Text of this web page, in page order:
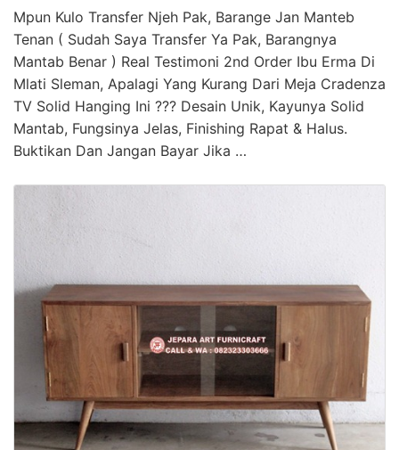
Mpun Kulo Transfer Njeh Pak, Barange Jan Manteb
Tenan ( Sudah Saya Transfer Ya Pak, Barangnya
Mantab Benar ) Real Testimoni 2nd Order Ibu Erma Di
Mlati Sleman, Apalagi Yang Kurang Dari Meja Cradenza
TV Solid Hanging Ini ??? Desain Unik, Kayunya Solid
Mantab, Fungsinya Jelas, Finishing Rapat & Halus.
Buktikan Dan Jangan Bayar Jika …